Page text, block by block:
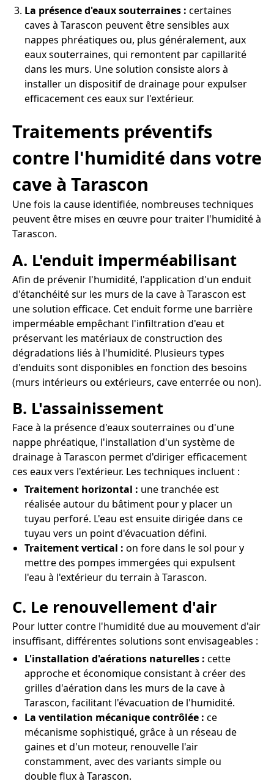
La présence d'eaux souterraines : certaines
caves à Tarascon peuvent être sensibles aux
nappes phréatiques ou, plus généralement, aux
eaux souterraines, qui remontent par capillarité
dans les murs. Une solution consiste alors à
installer un dispositif de drainage pour expulser
efficacement ces eaux sur l'extérieur.
Traitements préventifs
contre l'humidité dans votre
cave à Tarascon
Une fois la cause identifiée, nombreuses techniques
peuvent être mises en œuvre pour traiter l'humidité à
Tarascon.
A. L'enduit imperméabilisant
Afin de prévenir l'humidité, l'application d'un enduit
d'étanchéité sur les murs de la cave à Tarascon est
une solution efficace. Cet enduit forme une barrière
imperméable empêchant l'infiltration d'eau et
préservant les matériaux de construction des
dégradations liés à l'humidité. Plusieurs types
d'enduits sont disponibles en fonction des besoins
(murs intérieurs ou extérieurs, cave enterrée ou non).
B. L'assainissement
Face à la présence d'eaux souterraines ou d'une
nappe phréatique, l'installation d'un système de
drainage à Tarascon permet d'diriger efficacement
ces eaux vers l'extérieur. Les techniques incluent :
Traitement horizontal : une tranchée est
réalisée autour du bâtiment pour y placer un
tuyau perforé. L'eau est ensuite dirigée dans ce
tuyau vers un point d'évacuation défini.
Traitement vertical : on fore dans le sol pour y
mettre des pompes immergées qui expulsent
l'eau à l'extérieur du terrain à Tarascon.
C. Le renouvellement d'air
Pour lutter contre l'humidité due au mouvement d'air
insuffisant, différentes solutions sont envisageables :
L'installation d'aérations naturelles : cette
approche et économique consistant à créer des
grilles d'aération dans les murs de la cave à
Tarascon, facilitant l'évacuation de l'humidité.
La ventilation mécanique contrôlée : ce
mécanisme sophistiqué, grâce à un réseau de
gaines et d'un moteur, renouvelle l'air
constamment, avec des variants simple ou
double flux à Tarascon.